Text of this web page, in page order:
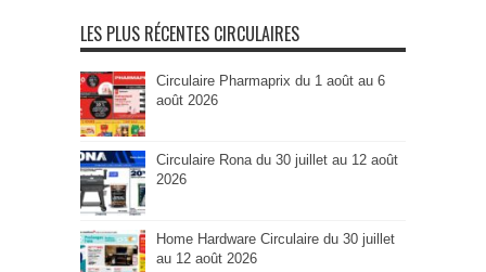
LES PLUS RÉCENTES CIRCULAIRES
Circulaire Pharmaprix du 1 août au 6
août 2026
Circulaire Rona du 30 juillet au 12 août
2026
Home Hardware Circulaire du 30 juillet
au 12 août 2026